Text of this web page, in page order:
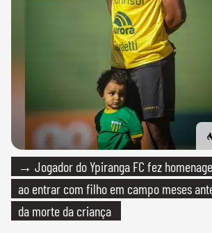
→ Jogador do Ypiranga FC fez
ao entrar com filho em campo meses
da morte da criança